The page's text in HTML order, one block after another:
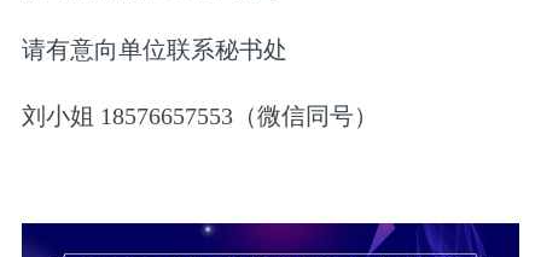
请有意向单位联系秘书处
刘小姐 18576657553（微信同号）